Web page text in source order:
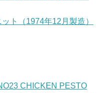
ト（1974年12月製造）
CHICKEN PESTO